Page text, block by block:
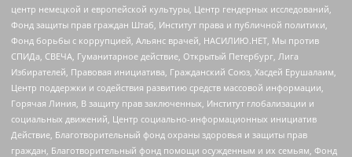
центр немецкой и европейской культуры, Центр гендерных исследований,
Фонд защиты прав граждан Штаб, Институт права и публичной политики,
Фонд борьбы с коррупцией, Альянс врачей, НАСИЛИЮ.НЕТ, Мы против
СПИДа, СВЕЧА, Гуманитарное действие, Открытый Петербург, Лига
Избирателей, Правовая инициатива, Гражданский Союз, Хасдей Ерушалаим,
Центр поддержки и содействия развитию средств массовой информации,
Горячая Линия, В защиту прав заключенных, Институт глобализации и
социальных движений, Центр социально-информационных инициатив
Действие, Благотворительный фонд охраны здоровья и защиты прав
граждан, Благотворительный фонд помощи осужденным и их семьям, Фонд